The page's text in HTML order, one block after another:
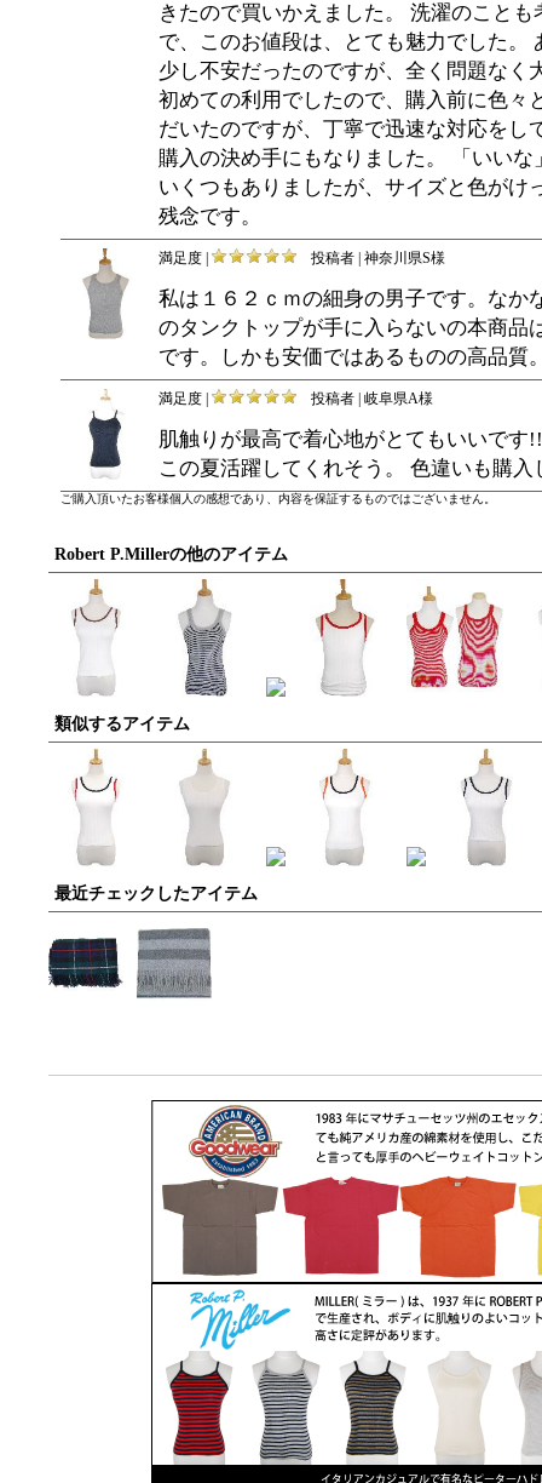
きたので買いかえました。 洗濯のこと
で、このお値段は、とても魅力でした。
少し不安だったのですが、全く問題なく
初めての利用でしたので、購入前に色々
だいたのですが、丁寧で迅速な対応をし
購入の決め手にもなりました。 「いい
いくつもありましたが、サイズと色がけ
残念です。
満足度 | 投稿者 | 神奈川県S様
私は１６２ｃｍの細身の男子です。なか
のタンクトップが手に入らないの本商品
です。しかも安価ではあるものの高品質
満足度 | 投稿者 | 岐阜県A様
肌触りが最高で着心地がとてもいいです
この夏活躍してくれそう。 色違いも購
ご購入頂いたお客様個人の感想であり、内容を保証するものではございません。
Robert P.Millerの他のアイテム
類似するアイテム
最近チェックしたアイテム